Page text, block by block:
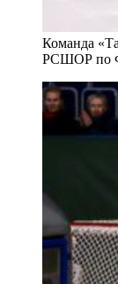
Команда
РСШОР по